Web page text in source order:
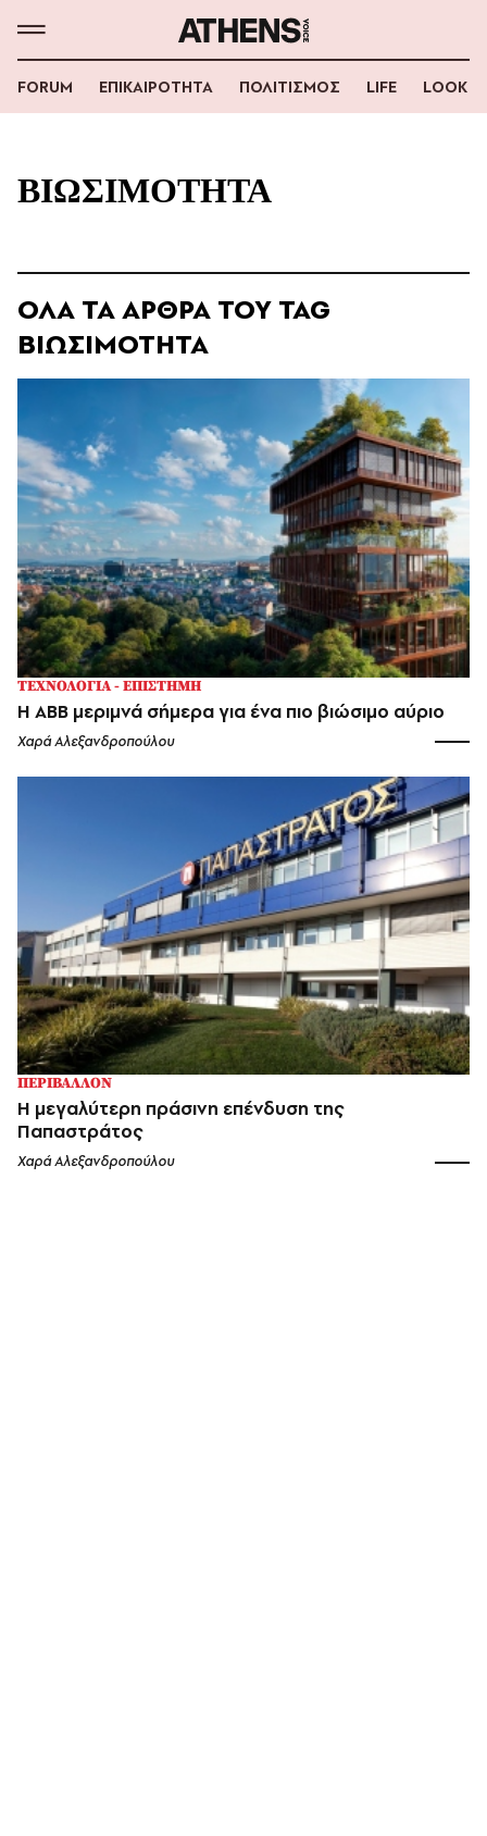
FORUM ΕΠΙΚΑΙΡΟΤΗΤΑ ΠΟΛΙΤΙΣΜΟΣ LIFE LOOK
ΒΙΩΣΙΜΟΤΗΤΑ
ΟΛΑ ΤΑ ΑΡΘΡΑ ΤΟΥ TAG
ΒΙΩΣΙΜΟΤΗΤΑ
ΤΕΧΝΟΛΟΓΙΑ - ΕΠΙΣΤΗΜΗ
Η ABB μεριμνά σήμερα για ένα πιο βιώσιμο αύριο
Χαρά Αλεξανδροπούλου
ΠΕΡΙΒΑΛΛΟΝ
Η μεγαλύτερη πράσινη επένδυση της
Παπαστράτος
Χαρά Αλεξανδροπούλου